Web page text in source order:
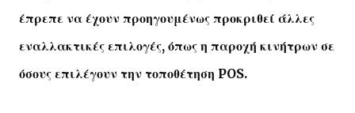
έπρεπε να έχουν προηγουμένως προκριθεί άλλες
εναλλακτικές επιλογές, όπως η παροχή κινήτρων σε
όσους επιλέγουν την τοποθέτηση POS.